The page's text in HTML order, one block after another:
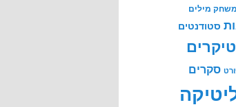
משחק מילים
סטודנטים
סקרים